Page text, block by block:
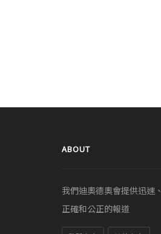
ABOUT
我們迪奧德奧會提供迅速、
正確和公正的報道